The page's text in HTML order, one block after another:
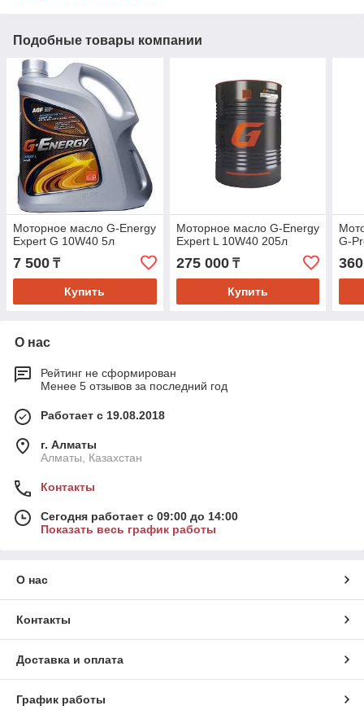
Подобные товары компании
Моторное масло G-Energy
Expert G 10W40 5л
7 500 ₸
Купить
Моторное масло G-Energy
Expert L 10W40 205л
275 000₸
Купить
G-
О нас
Рейтинг не сформирован
Менее 5 отзывов за последний год
Работает с 19.08.2018
г. Алматы
Алматы, Казахстан
Контакты
Сегодня работает с 09:00 до 14:00
Показать весь график работы
О нас
Контакты
Доставка и оплата
График работы